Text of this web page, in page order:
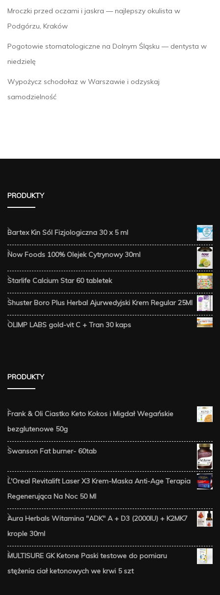
Mroczki przed oczami i jaskra — najlepszy okulista w
Podgórzu, Kraków
Pogotowie stomatologiczne na Dolnym Śląsku — dentysta w
niedzielę
Wypożycz schodołaz w Warszawie i odzyskaj
samodzielność
PRODUKTY
Bartex Kin Sól Fizjologiczna 30 x 5 ml
Now Foods 100% Olejek Cytrynowy 30ml
Starlife Calcium Star 60 tabletek
Shuster Boro Plus Herbal Ajurwedyjski Krem Regular 25Ml
OLIMP LABS gold-vit C + Tran 30 kaps
PRODUKTY
Frank & Oli Ciastko Keto Kokos i Migdał Wegańskie
bezglutenowe 50g
Swanson Fat burner- 60tab
L'Oreal Revitalift Laser X3 Krem-Maska Anti-Age Terapia
Regenerująca Na Noc 50 Ml
Aura Herbals Witamina "ADK" A + D3 (2000IU) + K2MK7
krople 30ml
MULTISURE GK Ketone Paski testowe do pomiaru
stężenia ciał ketonowych we krwi 5 szt